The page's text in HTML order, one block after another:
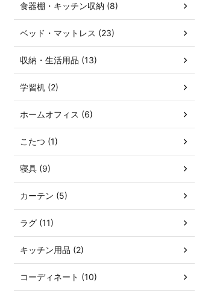
食器棚・キッチン収納 (8)
ベッド・マットレス (23)
収納・生活用品 (13)
学習机 (2)
ホームオフィス (6)
こたつ (1)
寝具 (9)
カーテン (5)
ラグ (11)
キッチン用品 (2)
コーディネート (10)